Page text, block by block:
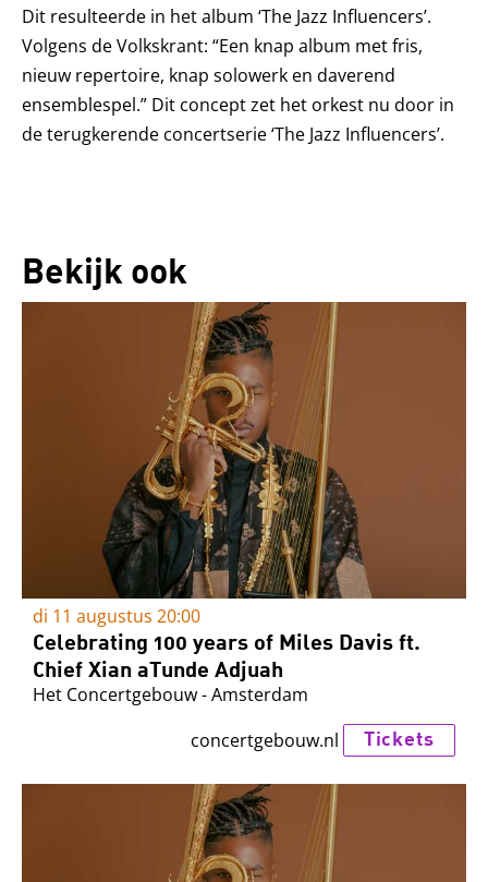
Dit resulteerde in het album ‘The Jazz Influencers’.
Volgens de Volkskrant: “Een knap album met fris,
nieuw repertoire, knap solowerk en daverend
ensemblespel.” Dit concept zet het orkest nu door in
de terugkerende concertserie ‘The Jazz Influencers’.
Bekijk ook
di 11 augustus 20:00
Celebrating 100 years of Miles Davis ft.
Chief Xian aTunde Adjuah
Het Concertgebouw - Amsterdam
concertgebouw.nl
Tickets